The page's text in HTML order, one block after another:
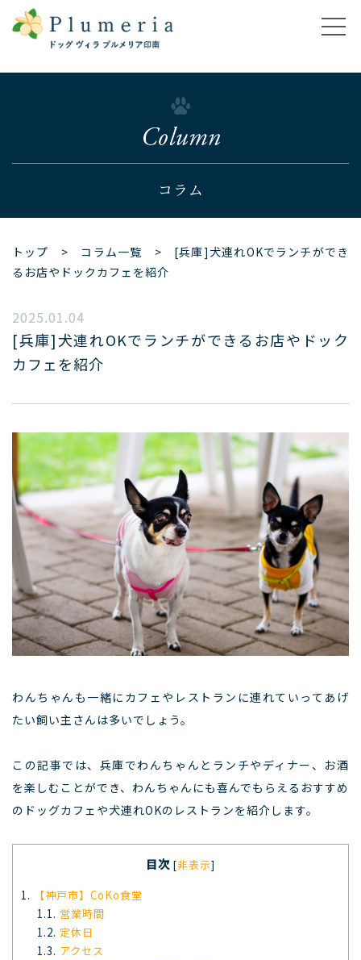
コラム
トップ > コラム一覧 > [兵庫]犬連れOKでランチができ
るお店やドックカフェを紹介
2025.01.04
[兵庫]犬連れOKでランチができるお店やドック
カフェを紹介
わんちゃんも一緒にカフェやレストランに連れていってあげ
たい飼い主さんは多いでしょう。
この記事では、兵庫でわんちゃんとランチやディナー、お酒
を楽しむことができ、わんちゃんにも喜んでもらえるおすすめ
のドッグカフェや犬連れOKのレストランを紹介します。
目次 [非表示]
1.
【神戸市】CoKo食堂
1.1. 営業時間
1.2. 定休日
1.3. アクセス